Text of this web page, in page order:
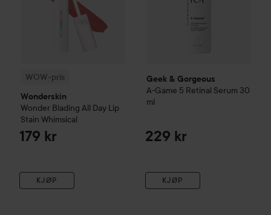
WOW-pris
Wonderskin
Wonder Blading All Day Lip
Stain Whimsical
179 kr
KJØP
Geek & Gorgeous
A-Game 5 Retinal Serum 30
ml
229 kr
KJØP